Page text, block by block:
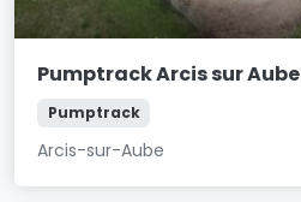
Pumptrack Arcis sur Aube
Pumptrack
Arcis-sur-Aube